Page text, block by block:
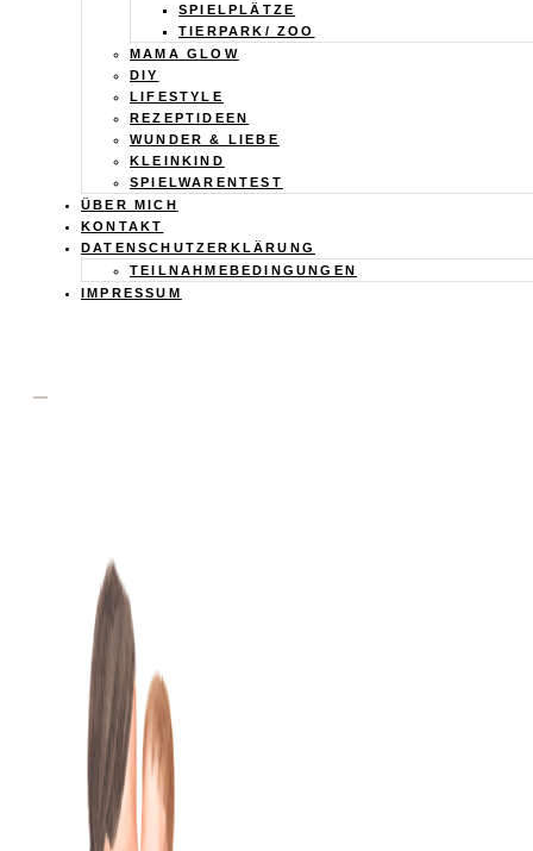
SPIELPLÄTZE
TIERPARK/ ZOO
MAMA GLOW
DIY
LIFESTYLE
REZEPTIDEEN
WUNDER & LIEBE
KLEINKIND
SPIELWARENTEST
ÜBER MICH
KONTAKT
DATENSCHUTZERKLÄRUNG
TEILNAHMEBEDINGUNGEN
IMPRESSUM